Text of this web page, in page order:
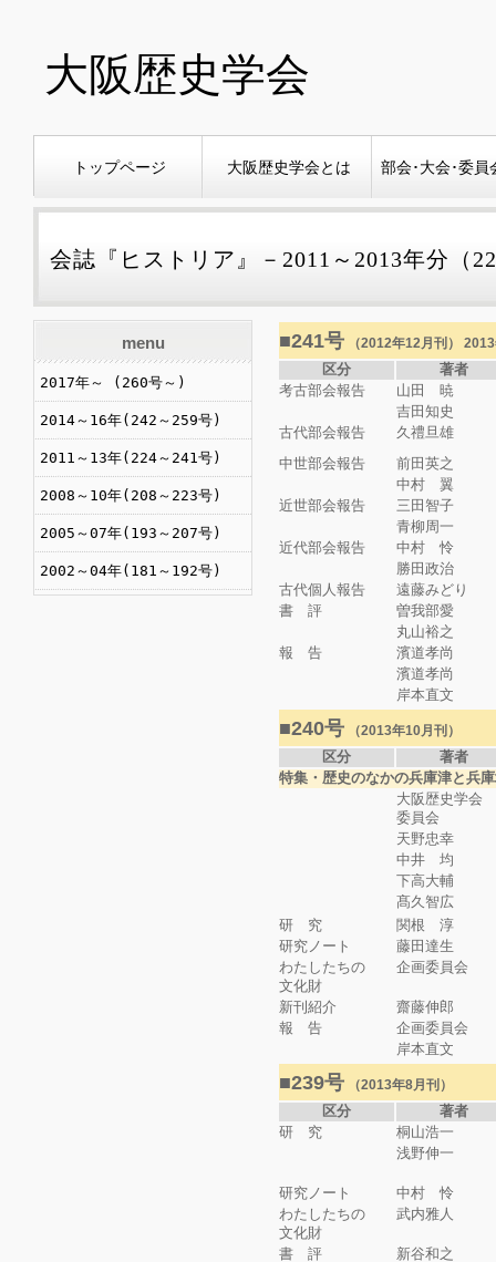
大阪歴史学会
トップページ 大阪歴史学会とは 部会･大会･委員
会誌『ヒストリア』－2011～2013年分（
■241号 （2012年12月刊）
区分
著者
考古部会報告
山田 暁
吉田知史
古代部会報告
久禮旦雄
中世部会報告
前田英之
中村 翼
近世部会報告
三田智子
青柳周一
近代部会報告
中村 怜
勝田政治
古代個人報告
遠藤みどり
書 評
曽我部愛
丸山裕之
報 告
濱道孝尚
濱道孝尚
岸本直文
■240号 （2013年10月刊）
区分
著者
特集・歴史のなかの兵庫津と兵
大阪歴史学会
委員会
天野忠幸
中井 均
下高大輔
髙久智広
研 究
関根 淳
研究ノート
藤田達生
わたしたちの
文化財
企画委員会
新刊紹介
齋藤伸郎
報 告
企画委員会
岸本直文
■239号 （2013年8月刊）
区分
著者
研 究
桐山浩一
浅野伸一
研究ノート
中村 怜
わたしたちの
文化財
武内雅人
書 評
新谷和之
menu
2017年～ (260号～)
2014～16年(242～259号)
2011～13年(224～241号)
2008～10年(208～223号)
2005～07年(193～207号)
2002～04年(181～192号)